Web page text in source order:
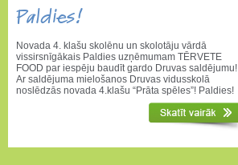
Paldies!
Novada 4. klašu skolēnu un skolotāju vārdā
vissirsnīgākais Paldies uzņēmumam TĒRVETE
FOOD par iespēju baudīt gardo Druvas saldējumu!
Ar saldējuma mielošanos Druvas vidusskolā
noslēdzās novada 4.klašu “Prāta spēles”! Paldies!